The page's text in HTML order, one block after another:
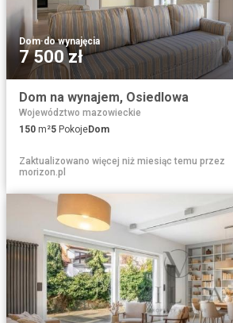
Dom·do wynajęcia
7 500 zł
Dom na wynajem, Osiedlowa
Województwo mazowieckie
150 m²5 PokojeDom
Zaktualizowano więcej niż miesiąc temu przez
morizon.pl